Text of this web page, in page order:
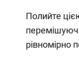
Полийте
рівномірно